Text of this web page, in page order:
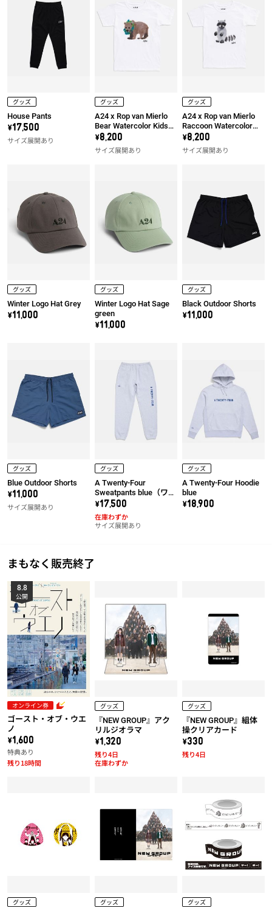
グッズ
House Pants
\17,500
サイズ展開あり
グッズ
A24 x Rop van Mierlo
Bear Watercolor Kids
Tee
\8,200
サイズ展開あり
グッズ
A24 x Rop van Mierlo
Raccoon Watercolor
Kids Tee
\8,200
サイズ展開あり
グッズ
Winter Logo Hat Grey
\11,000
グッズ
Winter Logo Hat Sage
green
\11,000
グッズ
Black Outdoor Shorts
\11,000
グッズ
Blue Outdoor Shorts
\11,000
サイズ展開あり
グッズ
A Twenty-Four
Sweatpants blue（ワッ
ペン右）
\17,500
サイズ展開あり
在庫わずか
グッズ
A Twenty-Four Hoodie
blue
\18,900
まもなく販売終了
8.8
公開
オンライン券
ゴースト・オブ・ウエ
ノ
\1,600
特典あり
残り18時間
グッズ
『NEW GROUP』アク
リルジオラマ
\1,320
在庫わずか
残り4日
グッズ
『NEW GROUP』組体
操クリアカード
\330
残り4日
グッズ
グッズ
グッズ